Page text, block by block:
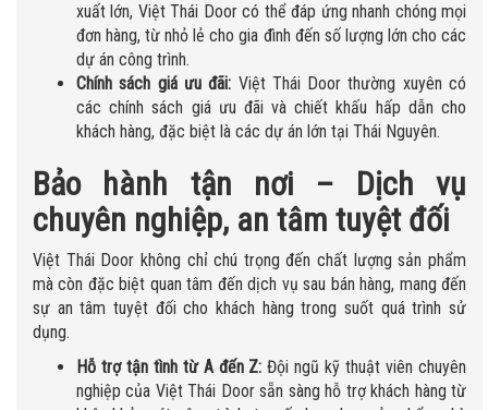
xuất lớn, Việt Thái Door có thể đáp ứng nhanh chóng mọi
đơn hàng, từ nhỏ lẻ cho gia đình đến số lượng lớn cho các
dự án công trình.
Chính sách giá ưu đãi: Việt Thái Door thường xuyên có
các chính sách giá ưu đãi và chiết khấu hấp dẫn cho
khách hàng, đặc biệt là các dự án lớn tại Thái Nguyên.
Bảo hành tận nơi – Dịch vụ
chuyên nghiệp, an tâm tuyệt đối
Việt Thái Door không chỉ chú trọng đến chất lượng sản phẩm
mà còn đặc biệt quan tâm đến dịch vụ sau bán hàng, mang đến
sự an tâm tuyệt đối cho khách hàng trong suốt quá trình sử
dụng.
Hỗ trợ tận tình từ A đến Z: Đội ngũ kỹ thuật viên chuyên
nghiệp của Việt Thái Door sẵn sàng hỗ trợ khách hàng từ